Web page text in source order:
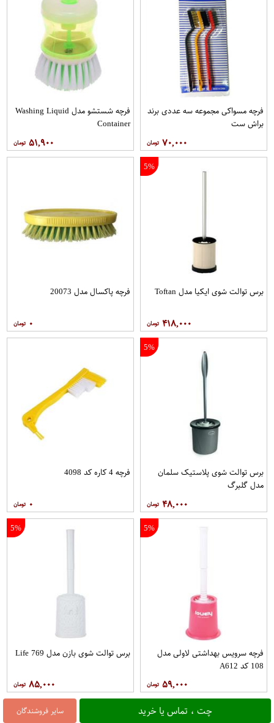
سایر فروشندگان چت ، تماس یا خرید
فرچه مسواکی مجموعه سه عددی برند
براش ست
۷۰,۰۰۰
فرچه شستشو مدل Washing Liquid
Container
۵۱,۹۰۰
5%
برس توالت شوی ایکیا مدل Toftan
۴۱۸,۰۰۰
فرچه پاکسال مدل 20073
۰
5%
برس توالت شوی پلاستیک سلمان
مدل گلبرگ
۴۸,۰۰۰
فرچه 4 کاره کد 4098
۰
5%
فرچه سرویس بهداشتی لاولی مدل
108 کد A612
۵۹,۰۰۰
5%
برس توالت شوی بازن مدل Life 769
۸۵,۰۰۰